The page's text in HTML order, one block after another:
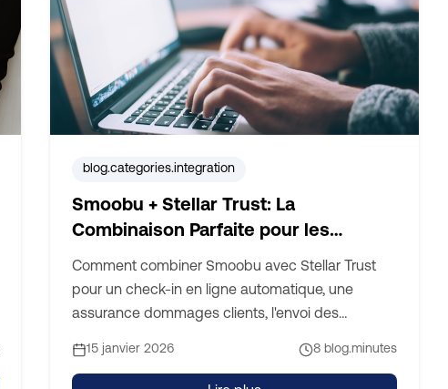
blog.categories.integration
Smoobu + Stellar Trust: La
Combinaison Parfaite pour les
Locations Saisonnières
Professionnelles
Comment combiner Smoobu avec Stellar Trust
pour un check-in en ligne automatique, une
assurance dommages clients, l'envoi des
de la taxe de séjour.
15 janvier 2026 8 blog.minutes